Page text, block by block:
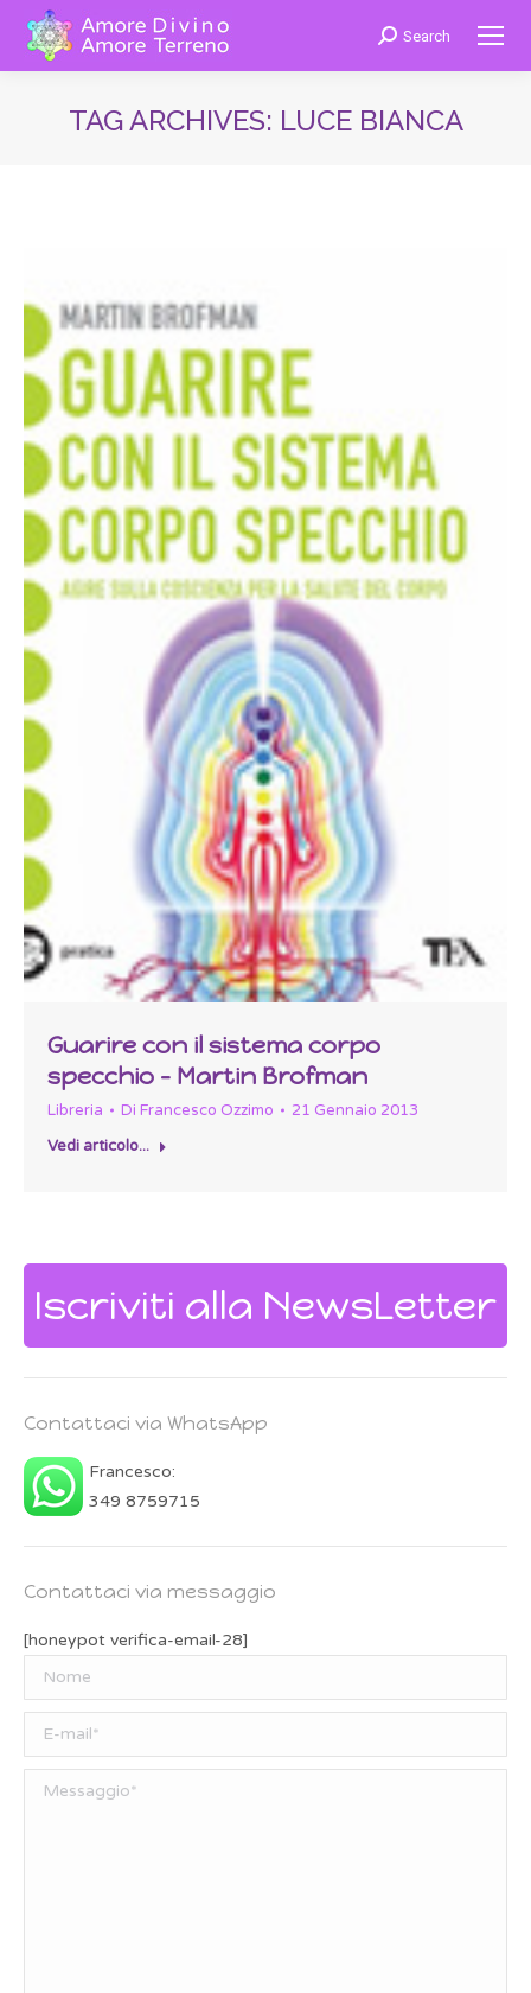
Cerca:Search
TAG ARCHIVES: LUCE BIANCA
Guarire con il sistema corpo
specchio – Martin Brofman
Libreria Di Francesco Ozzimo
21 Gennaio 2013
Vedi articolo...
Iscriviti alla NewsLetter
Contattaci via WhatsApp
Francesco:
349 8759715
Contattaci via messaggio
[honeypot verifica-email-28]